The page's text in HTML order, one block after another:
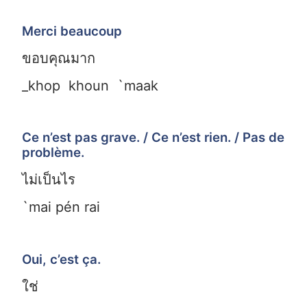
Merci beaucoup
ขอบคุณมาก
_khop khoun `maak
Ce n’est pas grave. / Ce n’est rien. / Pas de
problème.
ไม่เป็นไร
`mai pén rai
Oui, c’est ça.
ใช่